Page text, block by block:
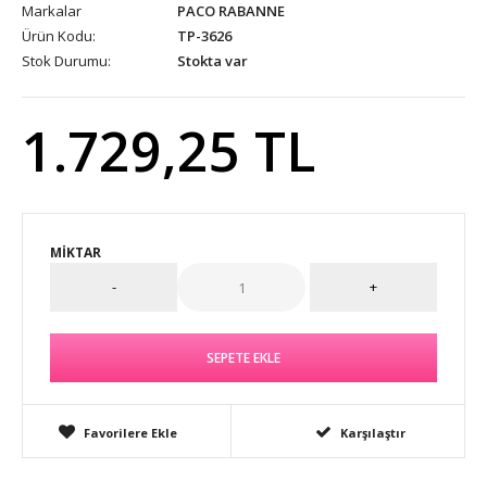
Markalar
PACO RABANNE
Ürün Kodu:
TP-3626
Stok Durumu:
Stokta var
1.729,25 TL
MIKTAR
Favorilere Ekle Karşılaştır